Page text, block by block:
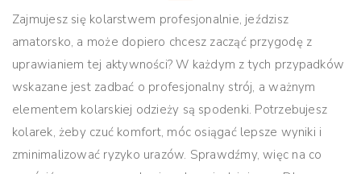
Zajmujesz się kolarstwem profesjonalnie, jeździsz
amatorsko, a może dopiero chcesz zacząć przygodę z
uprawianiem tej aktywności? W każdym z tych przypadków
wskazane jest zadbać o profesjonalny strój, a ważnym
elementem kolarskiej odzieży są spodenki. Potrzebujesz
kolarek, żeby czuć komfort, móc osiągać lepsze wyniki i
zminimalizować ryzyko urazów. Sprawdźmy, więc na co